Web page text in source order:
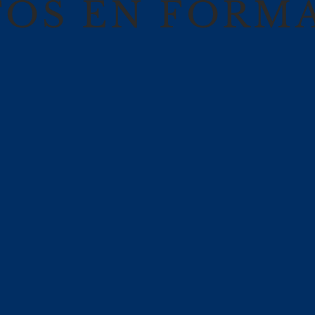
EN